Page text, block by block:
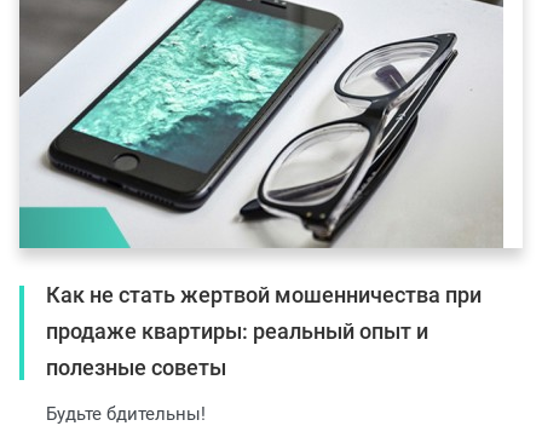
Как не стать жертвой мошенничества при
продаже квартиры: реальный опыт и
полезные советы
Будьте бдительны!